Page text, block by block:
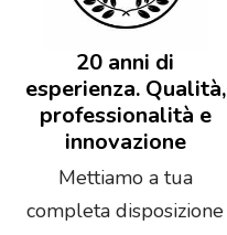
20 anni di
esperienza. Qualità,
professionalità e
innovazione
Mettiamo a tua
completa disposizione